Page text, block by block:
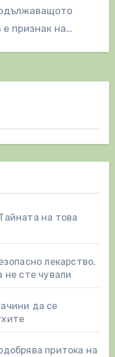
признак на
на това
лекарство,
не сте чували
да се
притока на